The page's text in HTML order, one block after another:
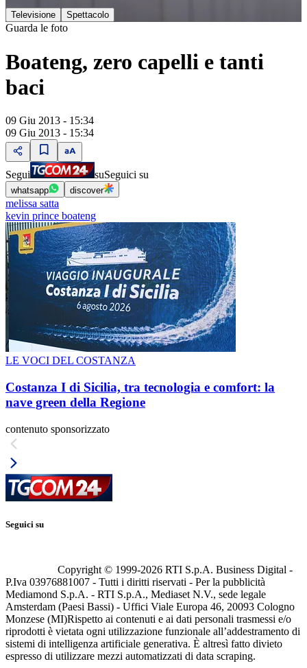
Televisione Spettacolo
Guarda le foto
Boateng, zero capelli e tanti
baci
09 Giu 2013 - 15:34
09 Giu 2013 - 15:34
Segui suSeguici su
whatsapp discover
melissa satta
kevin prince boateng
LE VOCI DEL COSTANZA
Costanza I di Sicilia, tra tecnologia e comfort: la
nave green della Regione
contenuto sponsorizzato
Seguici su
Copyright © 1999-2026 RTI S.p.A. Business Digital -
P.Iva 03976881007 - Tutti i diritti riservati - Per la pubblicità
Mediamond S.p.A. - RTI S.p.A., Mediaset N.V., sede legale
Amsterdam (Paesi Bassi) - Uffici Viale Europa 46, 20093 Cologno
Monzese (MI)Rispetto ai contenuti e ai dati personali trasmessi e/o
riprodotti è vietata ogni utilizzazione funzionale all’addestramento di
sistemi di intelligenza artificiale generativa. È altresì fatto divieto
espresso di utilizzare mezzi automatizzati di data scraping.